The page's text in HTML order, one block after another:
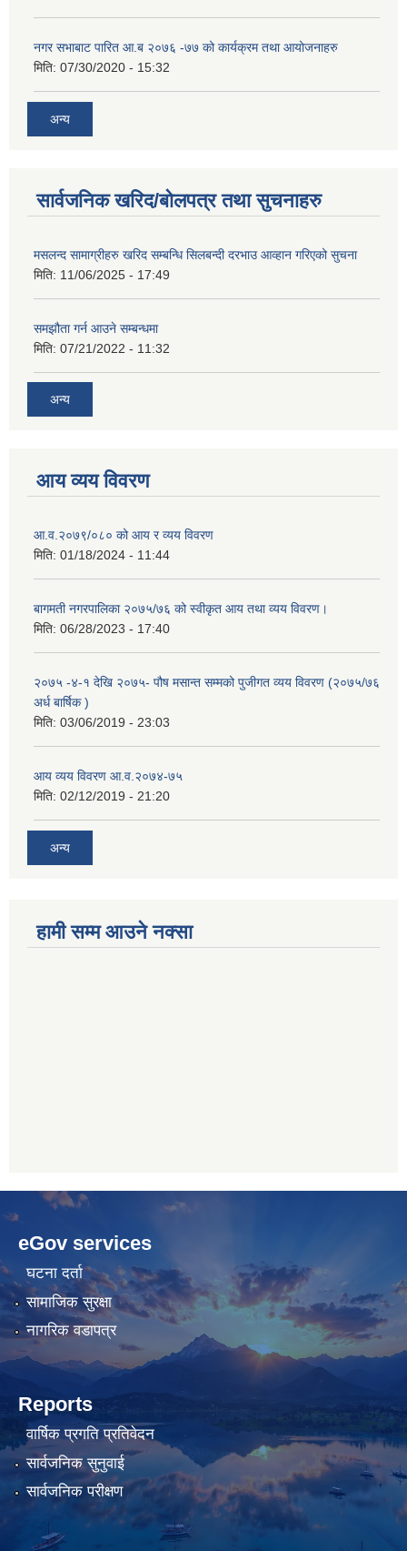
नगर सभाबाट पारित आ.ब २०७६ -७७ को कार्यक्रम तथा आयोजनाहरु
मिति: 07/30/2020 - 15:32
अन्य
सार्वजनिक खरिद/बोलपत्र तथा सुचनाहरु
मसलन्द सामाग्रीहरु खरिद सम्बन्धि सिलबन्दी दरभाउ आव्हान गरिएको सुचना
मिति: 11/06/2025 - 17:49
समझौता गर्न आउने सम्बन्धमा
मिति: 07/21/2022 - 11:32
अन्य
आय व्यय विवरण
आ.व.२०७९/०८० को आय र व्यय विवरण
मिति: 01/18/2024 - 11:44
बागमती नगरपालिका २०७५/७६ को स्वीकृत आय तथा व्यय विवरण।
मिति: 06/28/2023 - 17:40
२०७५ -४-१ देखि २०७५- पौष मसान्त सम्मको पुजीगत व्यय विवरण (२०७५/७६
अर्ध बार्षिक )
मिति: 03/06/2019 - 23:03
आय व्यय विवरण आ.व.२०७४-७५
मिति: 02/12/2019 - 21:20
अन्य
हामी सम्म आउने नक्सा
betwild
cratosroyalbet
bahis
siteleri
hdasianporns.net
lunadark.org
bahis
siteleri
eGov services
घटना दर्ता
सामाजिक सुरक्षा
नागरिक वडापत्र
Reports
वार्षिक प्रगति प्रतिवेदन
सार्वजनिक सुनुवाई
सार्वजनिक परीक्षण